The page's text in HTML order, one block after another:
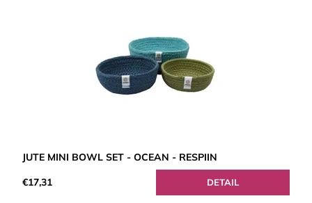
JUTE MINI BOWL SET - OCEAN - RESPIIN
€17,31 DETAIL